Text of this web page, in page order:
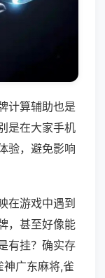
计算辅助也是
是在大家手机
验，避免影响
在游戏中遇到
，甚至好像能
有挂？确实存
广东麻将,雀